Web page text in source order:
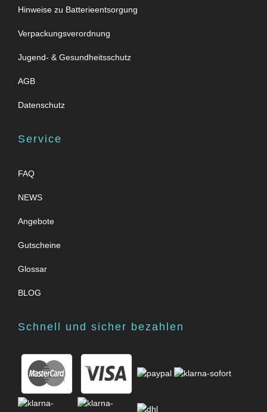
Hinweise zu Batterieentsorgung
Verpackungsverordnung
Jugend- & Gesundheitsschutz
AGB
Datenschutz
Service
FAQ
NEWS
Angebote
Gutscheine
Glossar
BLOG
Schnell und sicher bezahlen